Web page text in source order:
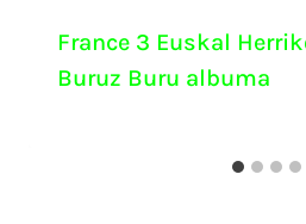
France 3 Euskal
Buruz Buru albuma